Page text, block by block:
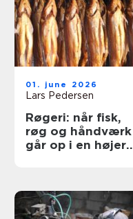
01. june 2026
Lars Pedersen
Røgeri: når fisk,
røg og håndværk
går op i en højere